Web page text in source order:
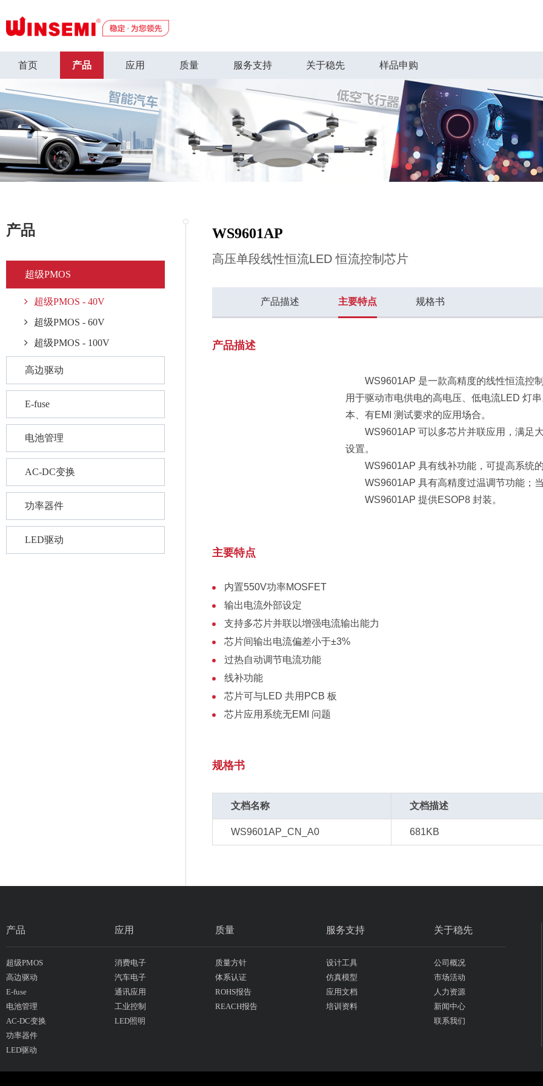
首页 产品 应用 质量 服务支持 关于稳先 样品申购
产品
超级PMOS
超级PMOS - 40V
超级PMOS - 60V
超级PMOS - 100V
高边驱动
E-fuse
电池管理
AC-DC变换
功率器件
LED驱动
WS9601AP
高压单段线性恒流LED 恒流控制芯片
产品描述 主要特点 规格书
产品描述
WS9601AP 是一款高精度的线性恒流控
用于驱动市电供电的高电压、低电流LED 灯
本、有EMI 测试要求的应用场合。
WS9601AP 可以多芯片并联应用，满足
设置。
WS9601AP 具有线补功能，可提高系统
WS9601AP 具有高精度过温调节功能；
WS9601AP 提供ESOP8 封装。
主要特点
内置550V功率MOSFET
输出电流外部设定
支持多芯片并联以增强电流输出能力
芯片间输出电流偏差小于±3%
过热自动调节电流功能
线补功能
芯片可与LED 共用PCB 板
芯片应用系统无EMI 问题
规格书
文档名称 文档描述
WS9601AP_CN_A0 681KB
产品
超级PMOS
高边驱动
E-fuse
电池管理
AC-DC变换
功率器件
LED驱动
应用
消费电子
汽车电子
通讯应用
工业控制
LED照明
质量
质量方针
体系认证
ROHS报告
REACH报告
服务支持
设计工具
仿真模型
应用文档
培训资料
关于稳先
公司概况
市场活动
人力资源
新闻中心
联系我们